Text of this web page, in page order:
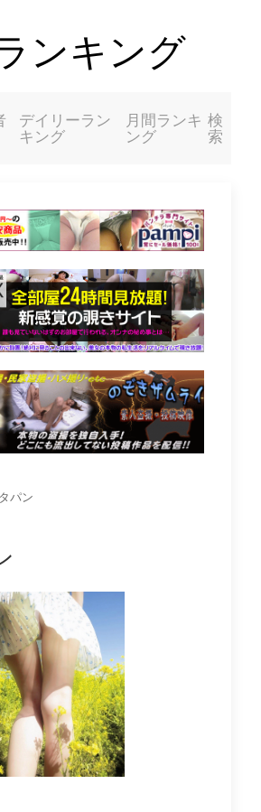
ンキング
デイリーラン
キング
月間ランキ
ング
検
索
パン